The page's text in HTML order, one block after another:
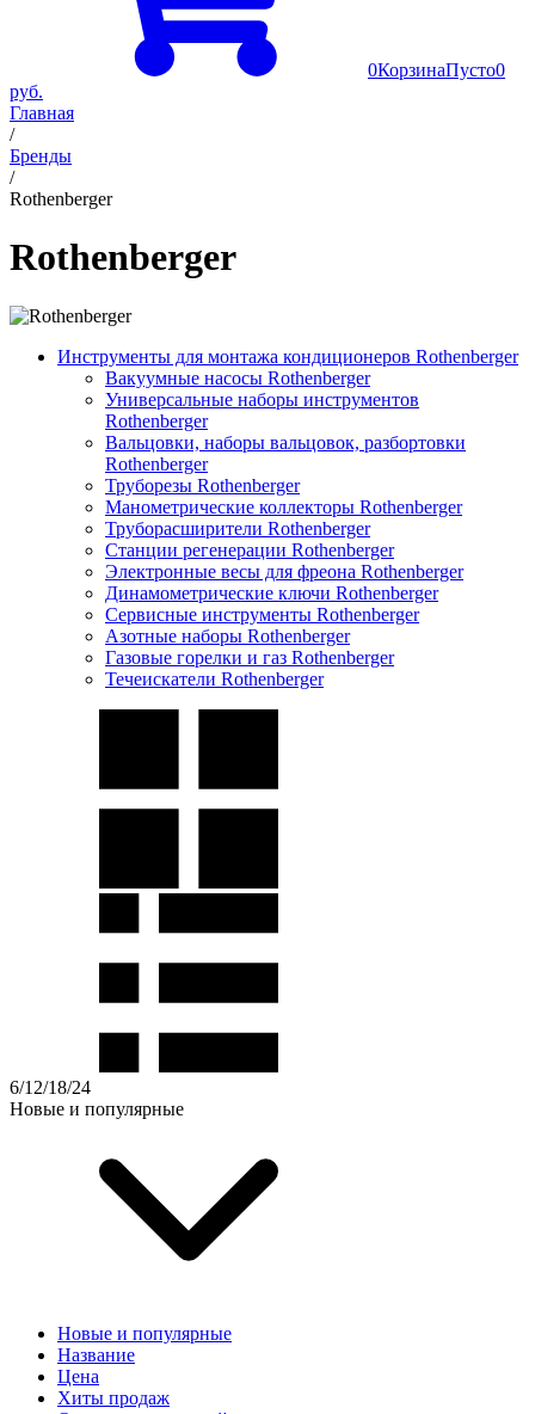
0КорзинаПусто0
руб.
Главная
/
Бренды
/
Rothenberger
Rothenberger
Инструменты для монтажа кондиционеров Rothenberger
Вакуумные насосы Rothenberger
Универсальные наборы инструментов
Rothenberger
Вальцовки, наборы вальцовок, разбортовки
Rothenberger
Труборезы Rothenberger
Манометрические коллекторы Rothenberger
Труборасширители Rothenberger
Станции регенерации Rothenberger
Электронные весы для фреона Rothenberger
Динамометрические ключи Rothenberger
Сервисные инструменты Rothenberger
Азотные наборы Rothenberger
Газовые горелки и газ Rothenberger
Течеискатели Rothenberger
6/12/18/24
Новые и популярные
Новые и популярные
Название
Цена
Хиты продаж